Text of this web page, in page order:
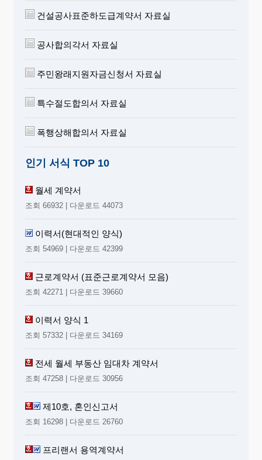
건설공사표준하도급계약서 자료실
공사합의각서 자료실
주민왕래지원자금신청서 자료실
특수절도합의서 자료실
폭행상해합의서 자료실
인기 서식 TOP 10
월세 계약서
조회 66932 | 다운로드 44073
이력서(현대적인 양식)
조회 54969 | 다운로드 42399
근로계약서 (표준근로계약서 모음)
조회 42271 | 다운로드 39660
이력서 양식 1
조회 57332 | 다운로드 34169
전세 월세 부동산 임대차 계약서
조회 47258 | 다운로드 30956
제10호, 혼인신고서
조회 16298 | 다운로드 26760
프리랜서 용역계약서